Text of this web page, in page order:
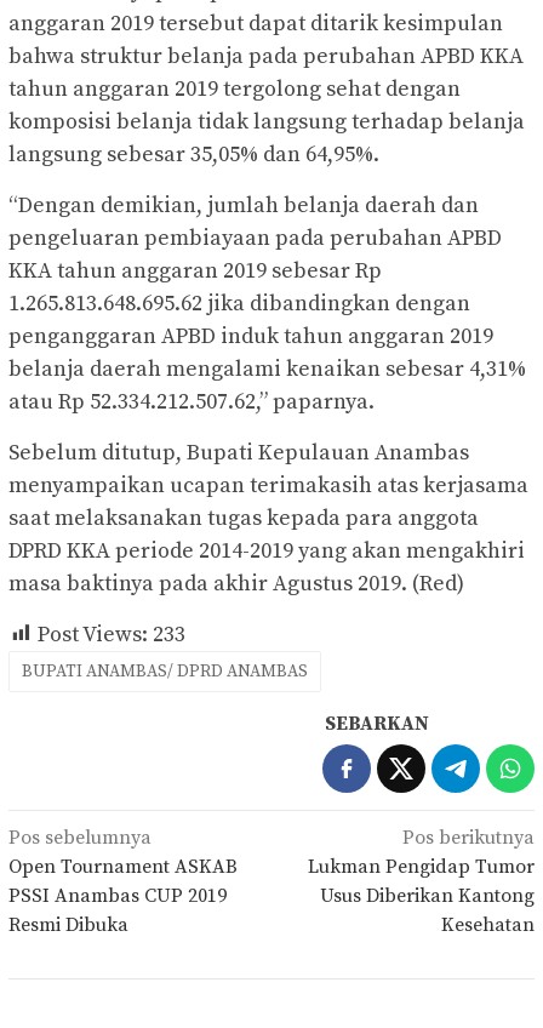
anggaran 2019 tersebut dapat ditarik kesimpulan
bahwa struktur belanja pada perubahan APBD KKA
tahun anggaran 2019 tergolong sehat dengan
komposisi belanja tidak langsung terhadap belanja
langsung sebesar 35,05% dan 64,95%.
“Dengan demikian, jumlah belanja daerah dan
pengeluaran pembiayaan pada perubahan APBD
KKA tahun anggaran 2019 sebesar Rp
1.265.813.648.695.62 jika dibandingkan dengan
penganggaran APBD induk tahun anggaran 2019
belanja daerah mengalami kenaikan sebesar 4,31%
atau Rp 52.334.212.507.62,” paparnya.
Sebelum ditutup, Bupati Kepulauan Anambas
menyampaikan ucapan terimakasih atas kerjasama
saat melaksanakan tugas kepada para anggota
DPRD KKA periode 2014-2019 yang akan mengakhiri
masa baktinya pada akhir Agustus 2019. (Red)
Post Views: 233
BUPATI ANAMBAS/ DPRD ANAMBAS
SEBARKAN
Navigasi
pos
Pos sebelumnya
Open Tournament ASKAB
PSSI Anambas CUP 2019
Resmi Dibuka
Pos berikutnya
Lukman Pengidap Tumor
Usus Diberikan Kantong
Kesehatan